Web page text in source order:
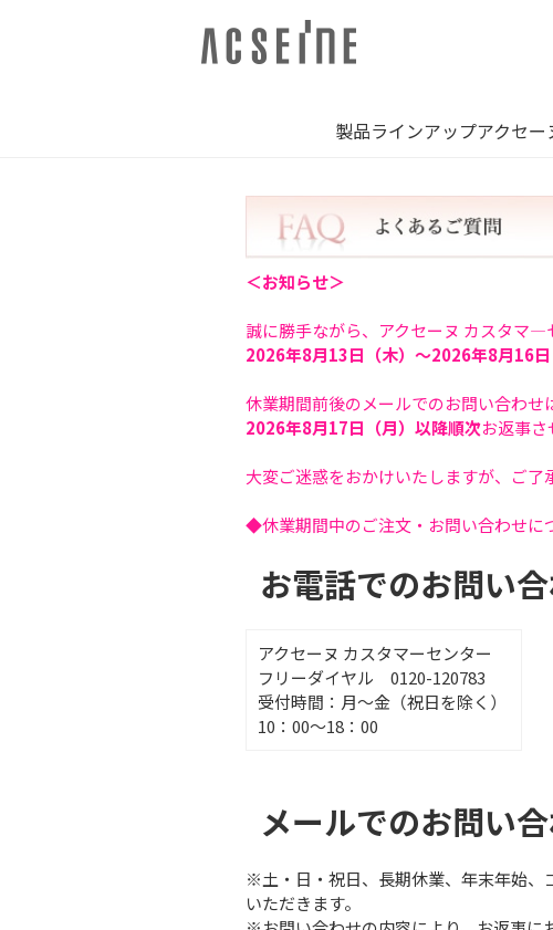
製品ラインアップアクセー
＜お知らせ＞
誠に勝手ながら、アクセーヌ カスタマ―
2026年8月13日（木）～2026年8月16日
休業期間前後のメールでのお問い合わせ
2026年8月17日（月）以降順次お返事さ
大変ご迷惑をおかけいたしますが、ご了
◆休業期間中のご注文・お問い合わせに
お電話でのお問い
アクセーヌ カスタマーセンター
フリーダイヤル 0120-120783
受付時間：月～金（祝日を除く）
10：00～18：00
メールでのお問い
※土・日・祝日、長期休業、年末年始、
いただきます。